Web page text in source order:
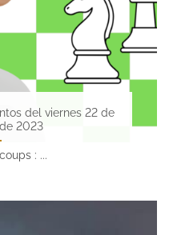
del viernes 22 de
2023
: ...